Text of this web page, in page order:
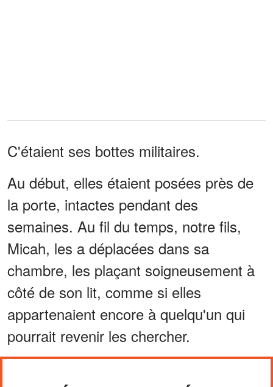
C'étaient ses bottes militaires.
Au début, elles étaient posées près de
la porte, intactes pendant des
semaines. Au fil du temps, notre fils,
Micah, les a déplacées dans sa
chambre, les plaçant soigneusement à
côté de son lit, comme si elles
appartenaient encore à quelqu'un qui
pourrait revenir les chercher.